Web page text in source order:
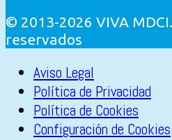
© 2013-2026 VIVA
reservados
Aviso Legal
Política de Privacidad
Política de Cookies
Configuración de Cookies